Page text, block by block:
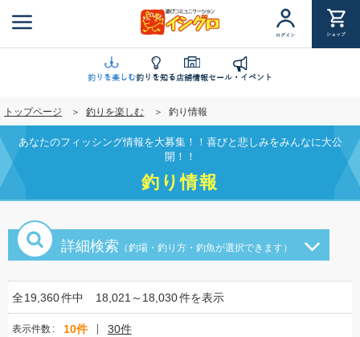
ン
に
移
動
ログイン ショップ
釣りを楽しむ釣りを知る店舗情報セール・イベント
トップページ 釣りを楽しむ 釣り情報
あなたのフィッシング情報を大募集！！喜びと悲しみをみんなに大公
開！！
釣り情報
詳細検索 （釣場・釣り方・釣魚が選択できます）
全19,360件中 18,021～18,030件を表示
表示件数 10件 30件